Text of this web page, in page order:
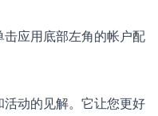
应用底部左角的帐户配
动的见解。它让您更好